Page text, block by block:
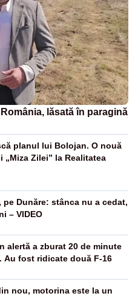
lăsată în paragină
planul lui Bolojan. O nouă
Zilei” la Realitatea
Dunăre: stânca nu a cedat,
– VIDEO
alertă a zburat 20 de minute
Au fost ridicate două F-16
nou, motorina este la un